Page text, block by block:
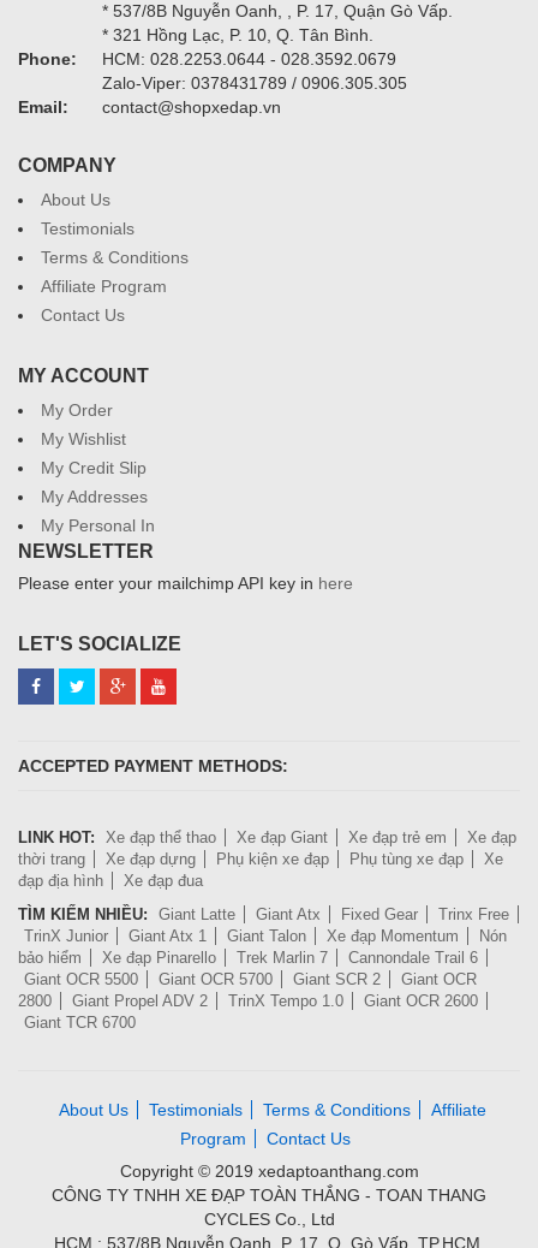
* 537/8B Nguyễn Oanh, , P. 17, Quận Gò Vấp.
* 321 Hồng Lạc, P. 10, Q. Tân Bình.
Phone:
HCM: 028.2253.0644 - 028.3592.0679
Zalo-Viper: 0378431789 / 0906.305.305
Email:
contact@shopxedap.vn
COMPANY
About Us
Testimonials
Terms & Conditions
Affiliate Program
Contact Us
MY ACCOUNT
My Order
My Wishlist
My Credit Slip
My Addresses
My Personal In
NEWSLETTER
Please enter your mailchimp API key in here
LET'S SOCIALIZE
ACCEPTED PAYMENT METHODS:
LINK HOT: Xe đạp thể thao Xe đạp Giant Xe đạp trẻ em
Xe đạp
thời trang
Xe đạp dựng Phụ kiện xe đạp Phụ tùng xe đạp
Xe
đạp địa hình
Xe đạp đua
TÌM KIẾM NHIỀU:
Giant Latte Giant Atx Fixed Gear
Trinx Free
TrinX Junior
Giant Atx 1 Giant Talon Xe đạp Momentum
Nón
bảo hiểm
Xe đạp Pinarello Trek Marlin 7
Cannondale Trail 6
Giant OCR 5500
Giant OCR 5700 Giant SCR 2
Giant OCR
2800
Giant Propel ADV 2 TrinX Tempo 1.0
Giant OCR 2600
Giant TCR 6700
About Us Testimonials Terms & Conditions
Affiliate
Program
Contact Us
Copyright © 2019 xedaptoanthang.com
CÔNG TY TNHH XE ĐẠP TOÀN THẮNG - TOAN THANG
CYCLES Co., Ltd
HCM : 537/8B Nguyễn Oanh, P. 17, Q. Gò Vấp, TP.HCM.